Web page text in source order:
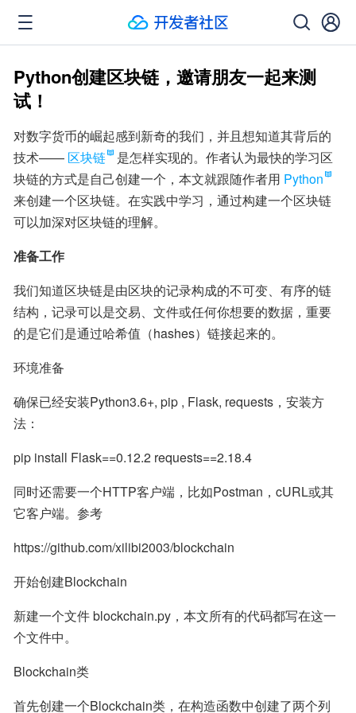
Python创建区块链，邀请朋友一起来测
试！
对数字货币的崛起感到新奇的我们，并且想知道其背后的
技术—— 区块链
是怎样实现的。作者认为最快的学习区
块链的方式是自己创建一个，本文就跟随作者用 Python
来创建一个区块链。在实践中学习，通过构建一个区块链
可以加深对区块链的理解。
准备工作
我们知道区块链是由区块的记录构成的不可变、有序的链
结构，记录可以是交易、文件或任何你想要的数据，重要
的是它们是通过哈希值（hashes）链接起来的。
环境准备
确保已经安装Python3.6+, pip , Flask, requests，安装方
法：
pip install Flask==0.12.2 requests==2.18.4
同时还需要一个HTTP客户端，比如Postman，cURL或其
它客户端。参考
https://github.com/xilibi2003/blockchain
开始创建Blockchain
新建一个文件 blockchain.py，本文所有的代码都写在这一
个文件中。
Blockchain类
首先创建一个Blockchain类，在构造函数中创建了两个列